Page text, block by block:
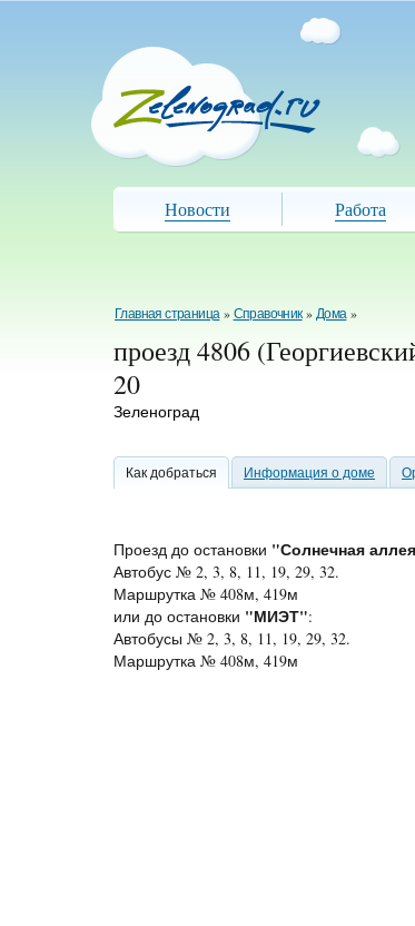
Новости Работа
Главная страница »Справочник » Дома »
проезд 4806
20
Зеленоград
Как добраться Информация о доме
Проезд до остановки "Солнечная
Автобус № 2, 3, 8, 11, 19, 29, 32.
Маршрутка № 408м, 419м
или до остановки "МИЭТ":
Автобусы № 2, 3, 8, 11, 19, 29, 32.
Маршрутка № 408м, 419м